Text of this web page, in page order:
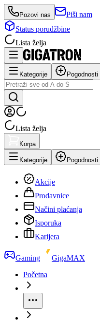
Pozovi nas
Piši nam
Status porudžbine
Lista želja
Kategorije Pogodnosti
Lista želja
Korpa
Kategorije Pogodnosti
Akcije
Prodavnice
Načini plaćanja
Isporuka
Karijera
Gaming
GigaMAX
Početna